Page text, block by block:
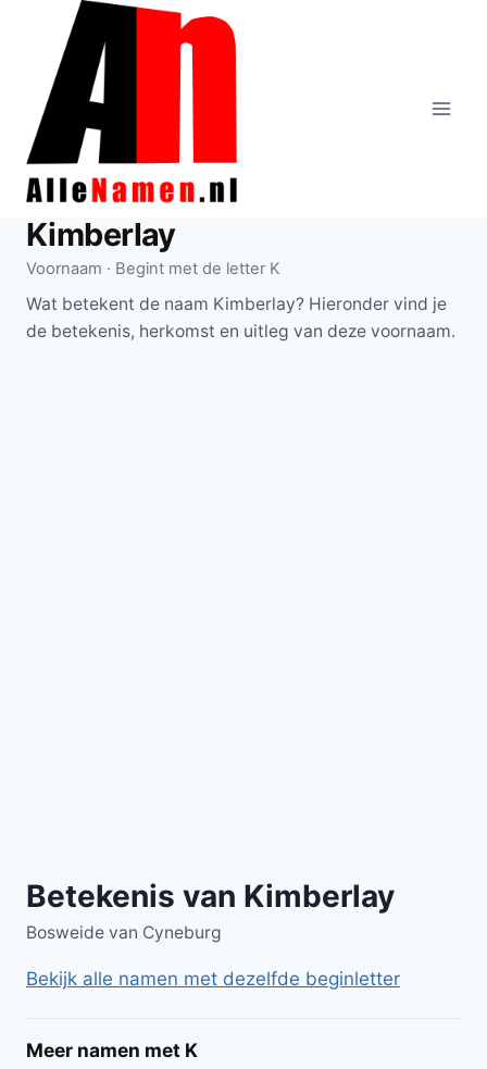
Doorgaan
inhoud
Kimberlay
Voornaam · Begint met de letter K
Wat betekent de naam Kimberlay? Hieronder vind je
de betekenis, herkomst en uitleg van deze voornaam.
Betekenis van Kimberlay
Bosweide van Cyneburg
Bekijk alle namen met dezelfde beginletter
Meer namen met K